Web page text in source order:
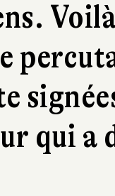
qui a